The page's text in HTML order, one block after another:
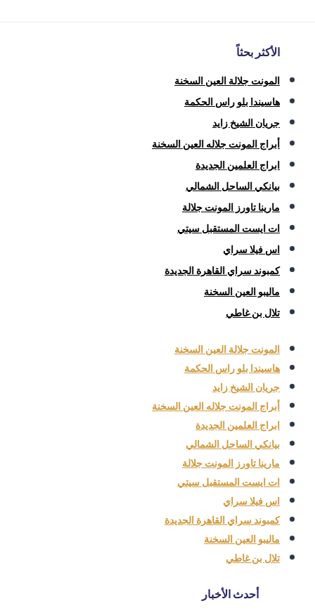
الأكثر بحثاً
المونت جلالة العين السخنة
هاسيندا بلو راس الحكمة
جريان الشيخ زايد
أبراج المونت جلاله العين السخنة
ابراج العلمين الجديدة
بيانكي الساحل الشمالي
مارينا تاورز المونت جلالة
ات ايست المستقبل سيتي
اس فيلا سراي
كمبوند سراي القاهرة الجديدة
ماليبو العين السخنة
تلال بن غاطي
المونت جلالة العين السخنة
هاسيندا بلو راس الحكمة
جريان الشيخ زايد
أبراج المونت جلاله العين السخنة
ابراج العلمين الجديدة
بيانكي الساحل الشمالي
مارينا تاورز المونت جلالة
ات ايست المستقبل سيتي
اس فيلا سراي
كمبوند سراي القاهرة الجديدة
ماليبو العين السخنة
تلال بن غاطي
أحدث الأخبار